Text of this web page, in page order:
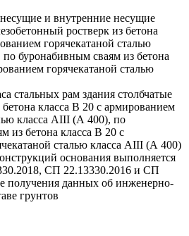
и внутренние несущие
ростверк из бетона
горячекатаной сталью
буронабивным сваям из бетона
горячекатаной сталью
стальных рам здания столбчатые
класса В 20 с армированием
класса АIII (А 400), по
из бетона класса В 20 с
сталью класса АIII (А 400)
основания выполняется
СП 22.13330.2016 и СП
получения данных об инженерно-
грунтов